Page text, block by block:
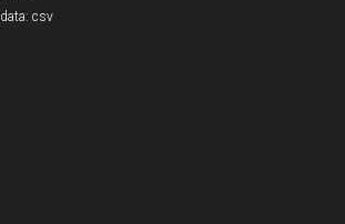
csv